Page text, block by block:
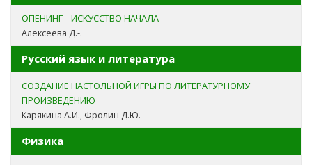
ОПЕНИНГ – ИСКУССТВО НАЧАЛА
Алексеева Д.-.
Русский язык и литература
СОЗДАНИЕ НАСТОЛЬНОЙ ИГРЫ ПО ЛИТЕРАТУРНОМУ
ПРОИЗВЕДЕНИЮ
Карякина А.И., Фролин Д.Ю.
Физика